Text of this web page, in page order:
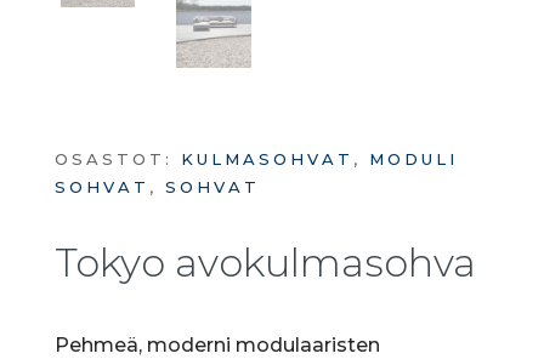
OSASTOT: KULMASOHVAT , MODULI
SOHVAT , SOHVAT
Tokyo avokulmasohva
Pehmeä, moderni modulaaristen